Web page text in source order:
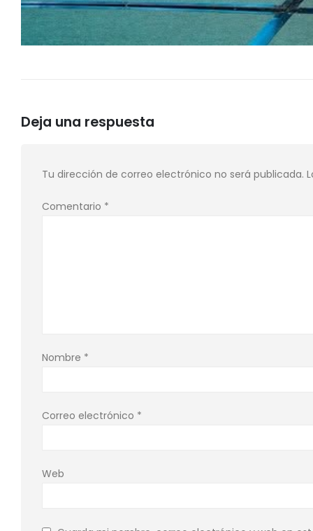
Deja una respuesta
Tu dirección de correo electrónico no será publicada.
Comentario *
Nombre *
Correo electrónico *
Web